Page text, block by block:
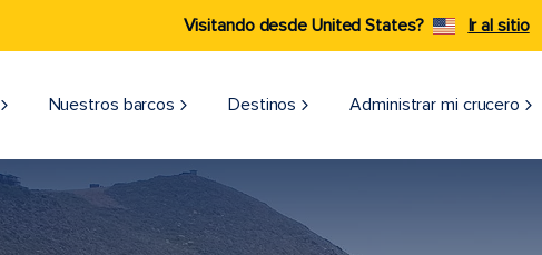
Visitando desde United States? Ir al sitio
Nuestros barcos Destinos Administrar mi crucero